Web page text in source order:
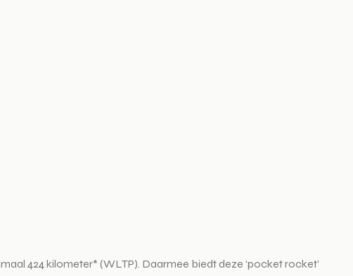
424 kilometer* (WLTP). Daarmee biedt deze ‘pocket rocket’